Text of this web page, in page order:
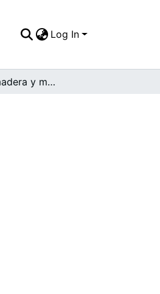
Log In
Baranda en madera y marmol